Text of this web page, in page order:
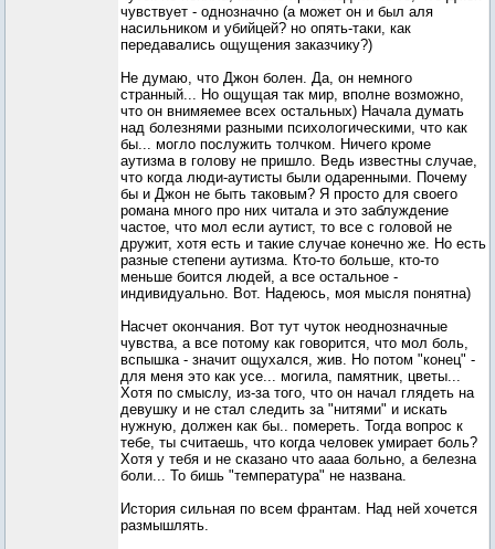
чувствует - однозначно (а может он и был аля
насильником и убийцей? но опять-таки, как
передавались ощущения заказчику?)
Не думаю, что Джон болен. Да, он немного
странный... Но ощущая так мир, вполне возможно,
что он внимяемее всех остальных) Начала думать
над болезнями разными психологическими, что как
бы... могло послужить толчком. Ничего кроме
аутизма в голову не пришло. Ведь известны случае,
что когда люди-аутисты были одаренными. Почему
бы и Джон не быть таковым? Я просто для своего
романа много про них читала и это заблуждение
частое, что мол если аутист, то все с головой не
дружит, хотя есть и такие случае конечно же. Но есть
разные степени аутизма. Кто-то больше, кто-то
меньше боится людей, а все остальное -
индивидуально. Вот. Надеюсь, моя мысля понятна)
Насчет окончания. Вот тут чуток неоднозначные
чувства, а все потому как говорится, что мол боль,
вспышка - значит ощухался, жив. Но потом "конец" -
для меня это как усе... могила, памятник, цветы...
Хотя по смыслу, из-за того, что он начал глядеть на
девушку и не стал следить за "нитями" и искать
нужную, должен как бы.. помереть. Тогда вопрос к
тебе, ты считаешь, что когда человек умирает боль?
Хотя у тебя и не сказано что аааа больно, а белезна
боли... То бишь "температура" не названа.
История сильная по всем франтам. Над ней хочется
размышлять.